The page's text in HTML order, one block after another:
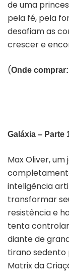
de uma
pela fé, pela
desafiam as
crescer e
(Onde comprar:
Galáxia – Parte
Max Oliver,
inteligência
transformar
resistência e
tenta controlar
diante de
tirano
Matrix da